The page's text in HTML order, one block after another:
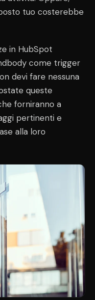
tuo costerebbe
in HubSpot
come trigger
devi fare nessuna
queste
forniranno a
pertinenti e
alla loro